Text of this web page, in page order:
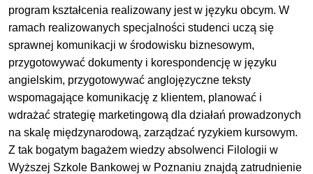
program kształcenia realizowany jest w języku obcym. W
ramach realizowanych specjalności studenci uczą się
sprawnej komunikacji w środowisku biznesowym,
przygotowywać dokumenty i korespondencję w języku
angielskim, przygotowywać anglojęzyczne teksty
wspomagające komunikację z klientem, planować i
wdrażać strategię marketingową dla działań prowadzonych
na skalę międzynarodową, zarządzać ryzykiem kursowym.
Z tak bogatym bagażem wiedzy absolwenci Filologii w
Wyższej Szkole Bankowej w Poznaniu znajdą zatrudnienie